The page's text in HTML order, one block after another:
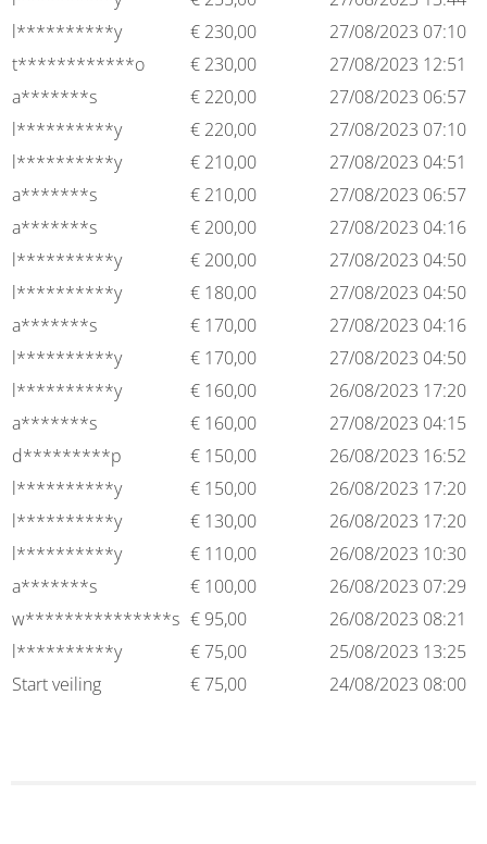
l**********y
€ 230,00
27/08/2023 07:10
t************o
€ 230,00
27/08/2023 12:51
a*******s
€ 220,00
27/08/2023 06:57
l**********y
€ 220,00
27/08/2023 07:10
l**********y
€ 210,00
27/08/2023 04:51
a*******s
€ 210,00
27/08/2023 06:57
a*******s
€ 200,00
27/08/2023 04:16
l**********y
€ 200,00
27/08/2023 04:50
l**********y
€ 180,00
27/08/2023 04:50
a*******s
€ 170,00
27/08/2023 04:16
l**********y
€ 170,00
27/08/2023 04:50
l**********y
€ 160,00
26/08/2023 17:20
a*******s
€ 160,00
27/08/2023 04:15
d*********p
€ 150,00
26/08/2023 16:52
l**********y
€ 150,00
26/08/2023 17:20
l**********y
€ 130,00
26/08/2023 17:20
l**********y
€ 110,00
26/08/2023 10:30
a*******s
€ 100,00
26/08/2023 07:29
w***************s € 95,00
26/08/2023 08:21
l**********y
€ 75,00
25/08/2023 13:25
Start veiling
€ 75,00 24/08/2023 08:00